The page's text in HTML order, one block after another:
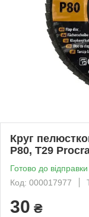
Круг
Р80, T29
Готово до відправки
Код: 000017977
30 ₴